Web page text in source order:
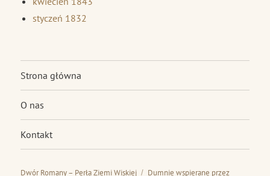
styczeń 1832
Strona główna
O nas
Kontakt
Dwór Romany – Perła Ziemi Wiskiej Dumnie wspierane przez